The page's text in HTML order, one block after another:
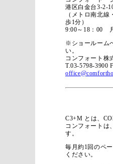
港区白金台3-2-
（メトロ南北
歩1分）
9:00～18：00
※ショールーム
い。
コンフォート株
T.03-5798-3900
C3+M とは、
コンフォートは
す。
毎月約1回のペ
ください。